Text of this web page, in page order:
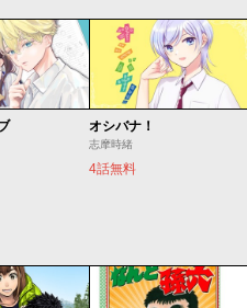
オシバナ！
志摩時緒
4話無料